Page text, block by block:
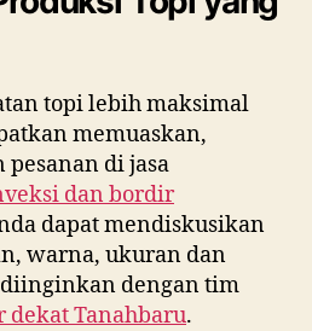
topi lebih maksimal
memuaskan,
di jasa
dan bordir
dapat mendiskusikan
warna, ukuran dan
dengan tim
dekatTanahbaru.